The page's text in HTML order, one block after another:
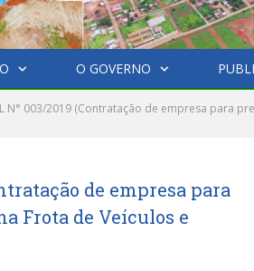
O GOVERNO
N° 003/2019 (Contratação de empresa
de empresa para
Frota de Veículos e